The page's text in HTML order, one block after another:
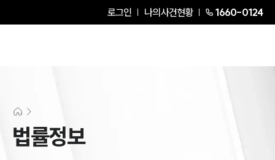
로그인 나의사건현황 1660-0124
법률정보